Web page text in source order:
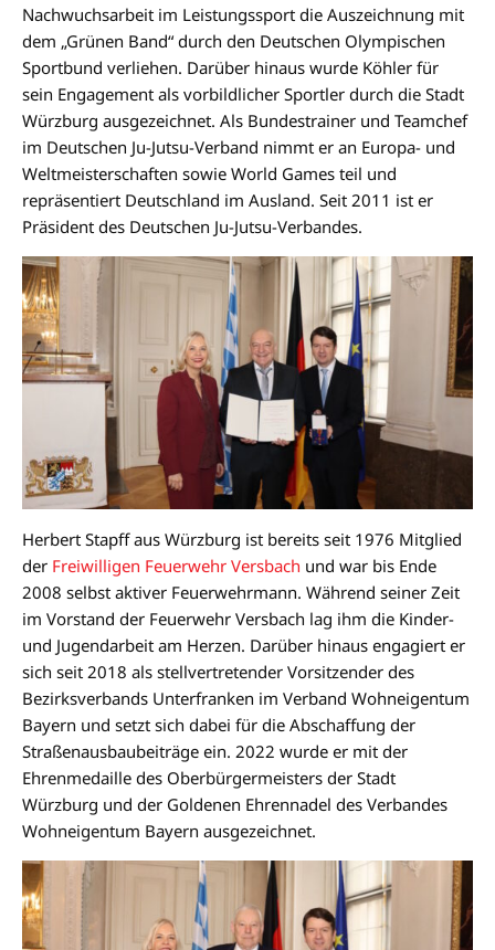
Nachwuchsarbeit im Leistungssport die Auszeichnung mit
dem „Grünen Band“ durch den Deutschen Olympischen
Sportbund verliehen. Darüber hinaus wurde Köhler für
sein Engagement als vorbildlicher Sportler durch die Stadt
Würzburg ausgezeichnet. Als Bundestrainer und Teamchef
im Deutschen Ju-Jutsu-Verband nimmt er an Europa- und
Weltmeisterschaften sowie World Games teil und
repräsentiert Deutschland im Ausland. Seit 2011 ist er
Präsident des Deutschen Ju-Jutsu-Verbandes.
Herbert Stapff aus Würzburg ist bereits seit 1976 Mitglied
der Freiwilligen Feuerwehr Versbach und war bis Ende
2008 selbst aktiver Feuerwehrmann. Während seiner Zeit
im Vorstand der Feuerwehr Versbach lag ihm die Kinder-
und Jugendarbeit am Herzen. Darüber hinaus engagiert er
sich seit 2018 als stellvertretender Vorsitzender des
Bezirksverbands Unterfranken im Verband Wohneigentum
Bayern und setzt sich dabei für die Abschaffung der
Straßenausbaubeiträge ein. 2022 wurde er mit der
Ehrenmedaille des Oberbürgermeisters der Stadt
Würzburg und der Goldenen Ehrennadel des Verbandes
Wohneigentum Bayern ausgezeichnet.